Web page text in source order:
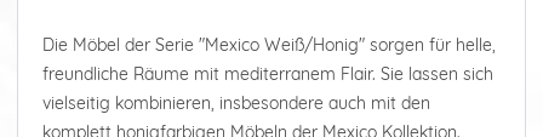
Die Möbel der Serie "Mexico Weiß/Honig" sorgen für helle,
freundliche Räume mit mediterranem Flair. Sie lassen sich
vielseitig kombinieren, insbesondere auch mit den
komplett honigfarbigen Möbeln der Mexico Kollektion.